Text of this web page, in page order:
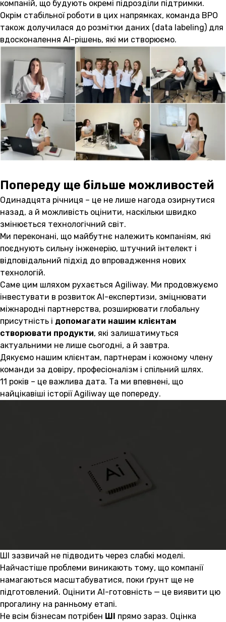
компаній, що будують окремі підрозділи підтримки.
Окрім стабільної роботи в цих напрямках, команда BPO
також долучилася до розмітки даних (data labeling) для
вдосконалення AI-рішень, які ми створюємо.
Попереду ще більше можливостей
Одинадцята річниця – це не лише нагода озирнутися
назад, а й можливість оцінити, наскільки швидко
змінюється технологічний світ.
Ми переконані, що майбутнє належить компаніям, які
поєднують сильну інженерію, штучний інтелект і
відповідальний підхід до впровадження нових
технологій.
Саме цим шляхом рухається Agiliway. Ми продовжуємо
інвестувати в розвиток AI-експертизи, зміцнювати
міжнародні партнерства, розширювати глобальну
присутність і допомагати нашим клієнтам
створювати продукти, які залишатимуться
актуальними не лише сьогодні, а й завтра.
Дякуємо нашим клієнтам, партнерам і кожному члену
команди за довіру, професіоналізм і спільний шлях.
11 років – це важлива дата. Та ми впевнені, що
найцікавіші історії Agiliway ще попереду.
ШІ зазвичай не підводить через слабкі моделі.
Найчастіше проблеми виникають тому, що компанії
намагаються масштабуватися, поки ґрунт ще не
підготовлений. Оцінити AI-готовність — це виявити цю
прогалину на ранньому етапі.
Не всім бізнесам потрібен ШІ
прямо зараз. Оцінка